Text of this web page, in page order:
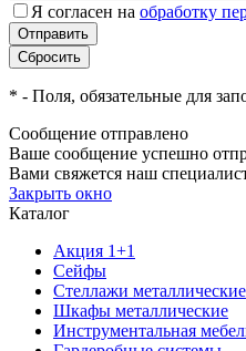
Я согласен на обработку
* - Поля, обязательные для
Сообщение отправлено
Ваше сообщение успешно
Вами свяжется наш
Закрыть окно
Каталог
Акция 1+1
Сейфы
Стеллажи металлические
Шкафы металлические
Инструментальная